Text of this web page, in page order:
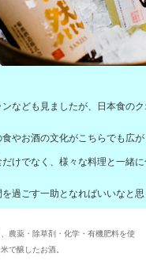
なども見ましたが、日本食の
やお酒の文化がこちらでも広
けでなく、様々な料理と一緒
過ごす一助となればいいなと
農薬・除草剤・化学・有機肥料を使
で醸したお酒。